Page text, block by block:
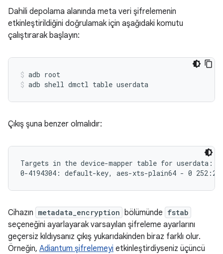
Dahili depolama alanında meta veri şifrelemenin
etkinleştirildiğini doğrulamak için aşağıdaki komutu
çalıştırarak başlayın:
adb root
adb shell dmctl table userdata
Çıkış şuna benzer olmalıdır:
Targets in the device-mapper table for userdata:
Cihazın metadata_encryption bölümünde fstab
seçeneğini ayarlayarak varsayılan şifreleme ayarlarını
geçersiz kıldıysanız çıkış yukarıdakinden biraz farklı olur.
Örneğin, Adiantum şifrelemeyi etkinleştirdiyseniz üçüncü